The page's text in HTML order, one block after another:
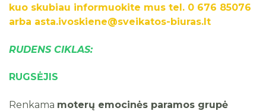
Informacija apie vykdomą reorganizaciją
kuo skubiau informuokite mus tel. 0 676 85076
arba asta.ivoskiene@sveikatos-biuras.lt
RUDENS CIKLAS:
RUGSĖJIS
Renkama moterų emocinės paramos grupė